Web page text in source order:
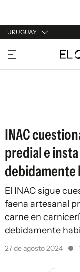
URUGUAY
URUGUAY
ARGENTINA
INAC
predial e
debidamente
El INAC sigue
faena artesanal
carne en
debidamente
27 de agosto 2024